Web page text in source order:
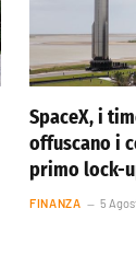
SpaceX, i
offuscano i
primo lock-
FINANZA 5